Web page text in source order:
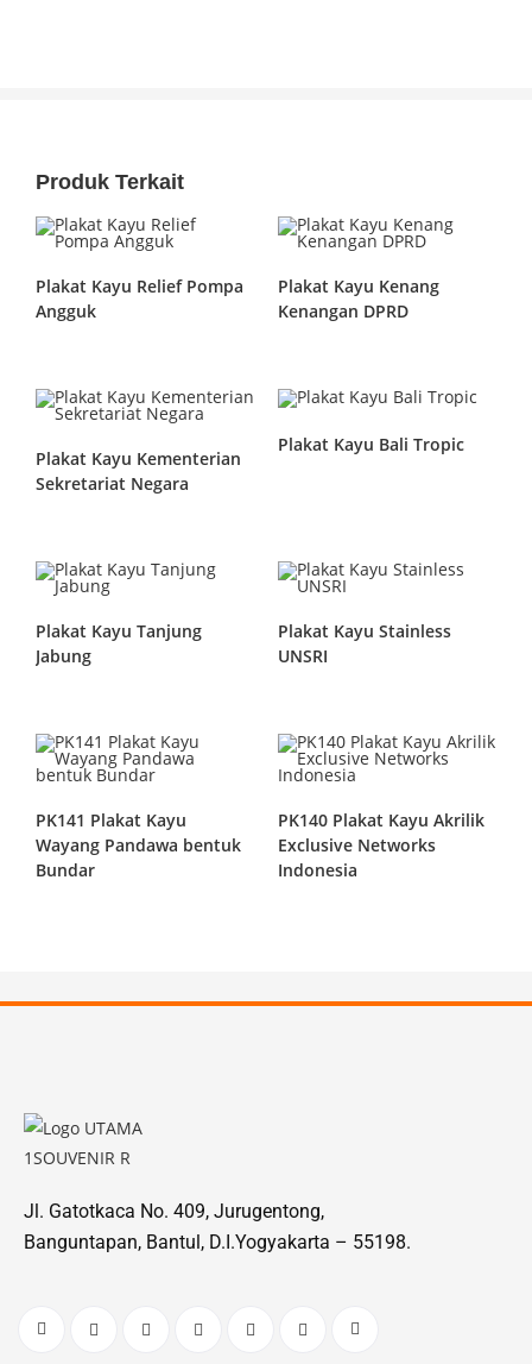
Produk Terkait
Plakat Kayu Relief Pompa
Angguk
Plakat Kayu Kenang
Kenangan DPRD
Plakat Kayu Kementerian
Sekretariat Negara
Plakat Kayu Bali Tropic
Plakat Kayu Tanjung
Jabung
Plakat Kayu Stainless
UNSRI
PK141 Plakat Kayu
Wayang Pandawa bentuk
Bundar
PK140 Plakat Kayu Akrilik
Exclusive Networks
Indonesia
Jl. Gatotkaca No. 409, Jurugentong,
Banguntapan, Bantul, D.I.Yogyakarta – 55198.